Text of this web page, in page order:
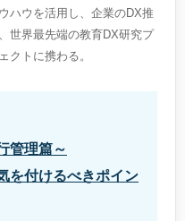
ハウを活用し、企業のDX推
世界最先端の教育DX研究プ
クトに携わる。
管理篇～
を付けるべきポイン